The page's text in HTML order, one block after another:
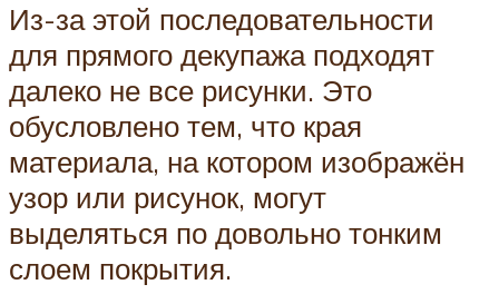
Из-за этой последовательности
для прямого декупажа подходят
далеко не все рисунки. Это
обусловлено тем, что края
материала, на котором изображён
узор или рисунок, могут
выделяться по довольно тонким
слоем покрытия.